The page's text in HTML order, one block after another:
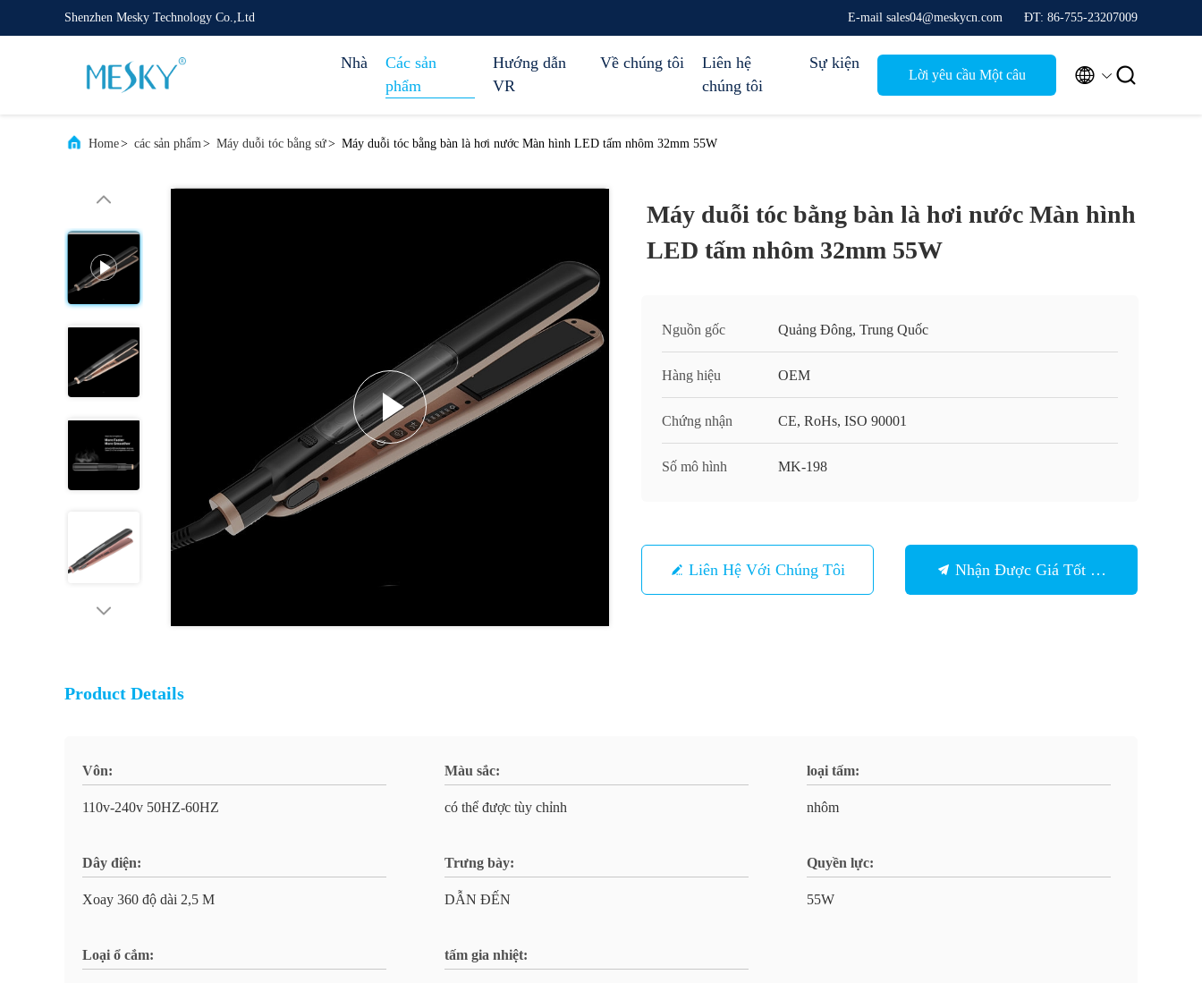
Shenzhen Mesky Technology Co.,Ltd E-mail sales04@meskycn.com ĐT: 86-755-23207009
Nhà
Các sản
phẩm
Hướng dẫn
VR
Về chúng tôi
Liên hệ
chúng tôi
Sự kiện
Lời yêu cầu Một câu  
Home> các sản phẩm> Máy duỗi tóc bằng sứ> Máy duỗi tóc bằng bàn là hơi nước Màn hình LED tấm nhôm 32mm 55W
Máy duỗi tóc bằng bàn là hơi nước Màn hình
LED tấm nhôm 32mm 55W
Nguồn gốc Quảng Đông, Trung Quốc
Hàng hiệu OEM
Chứng nhận CE, RoHs, ISO 90001
Số mô hình MK-198
Liên Hệ Với Chúng Tôi Nhận Được Giá Tốt Nhất
Product Details
Vôn:
110v-240v 50HZ-60HZ
Màu sắc:
có thể được tùy chỉnh
loại tấm:
nhôm
Dây điện:
Xoay 360 độ dài 2,5 M
Trưng bày:
DẪN ĐẾN
Quyền lực:
55W
Loại ổ cắm: tấm gia nhiệt: